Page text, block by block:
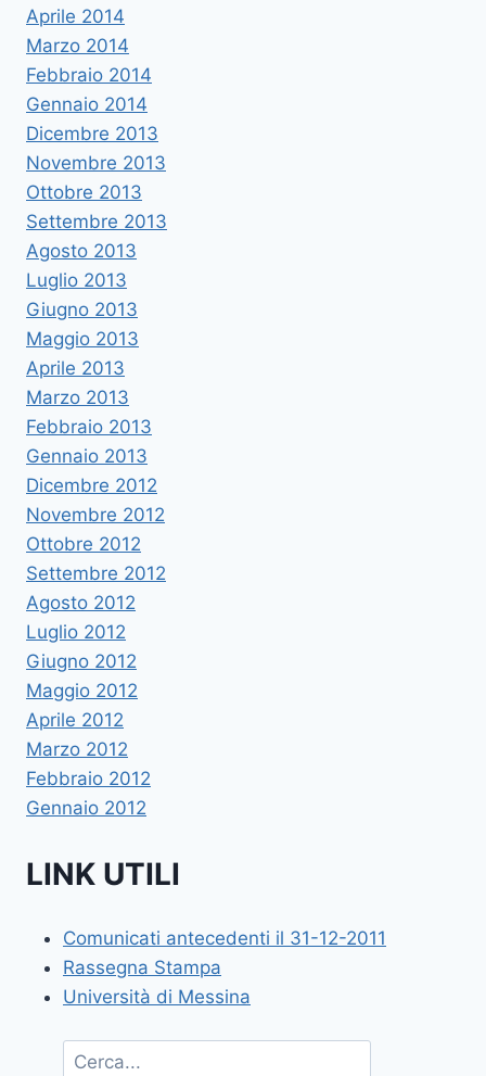
Aprile 2014
Marzo 2014
Febbraio 2014
Gennaio 2014
Dicembre 2013
Novembre 2013
Ottobre 2013
Settembre 2013
Agosto 2013
Luglio 2013
Giugno 2013
Maggio 2013
Aprile 2013
Marzo 2013
Febbraio 2013
Gennaio 2013
Dicembre 2012
Novembre 2012
Ottobre 2012
Settembre 2012
Agosto 2012
Luglio 2012
Giugno 2012
Maggio 2012
Aprile 2012
Marzo 2012
Febbraio 2012
Gennaio 2012
LINK UTILI
Comunicati antecedenti il 31-12-2011
Rassegna Stampa
Università di Messina